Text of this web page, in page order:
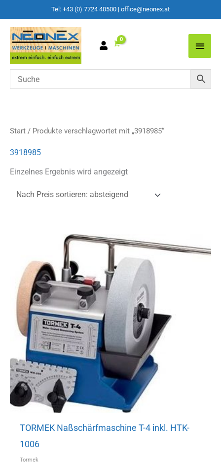
Tel: +43 (0) 7724 40500 | office@neonex.at
Main
Start / Produkte verschlagwortet mit „3918985“
3918985
Einzelnes Ergebnis wird angezeigt
TORMEK Naßschärfmaschine T-4 inkl. HTK-
1006
Tormek